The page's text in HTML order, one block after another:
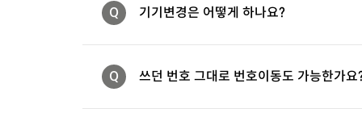
Q 기기변경은 어떻게 하나요?
Q 쓰던 번호 그대로 번호이동도 가능한가요